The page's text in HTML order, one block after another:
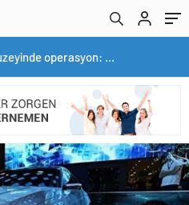
MİT’ten Irak’ın kuzeyinde operasyon: Ramazan Güneş Türkiye’ye getirildi